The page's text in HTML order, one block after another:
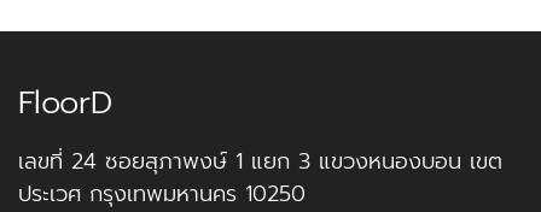
FloorD
เลขที่ 24 ซอยสุภาพงษ์ 1 แยก 3 แขวงหนองบอน เขต
ประเวศ กรุงเทพมหานคร 10250